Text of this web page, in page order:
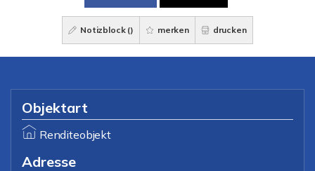
Notizblock () merken drucken
Objektart
Renditeobjekt
Adresse